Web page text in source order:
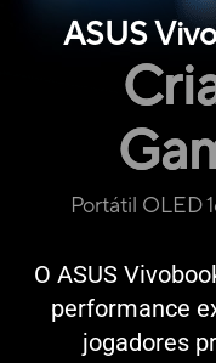
ASUS
Portátil OLED
O ASUS
performance
jogadores